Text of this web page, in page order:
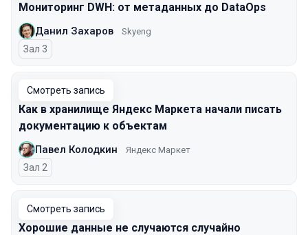
Мониторинг DWH: от метаданных до DataOps
Данил Захаров Skyeng
Зал 3
Смотреть запись
Как в хранилище Яндекс Маркета начали писать
документацию к объектам
Павел Колодкин Яндекс Маркет
Зал 2
Смотреть запись
Хорошие данные не случаются случайно